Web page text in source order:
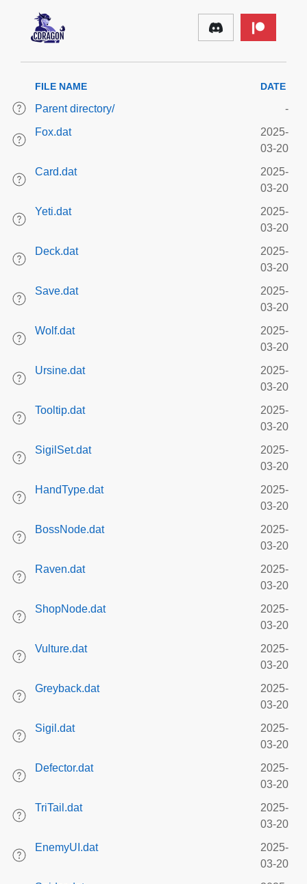
FILE NAME DATE
Parent directory/
-
Fox.dat
2025-
03-20
Card.dat
2025-
03-20
Yeti.dat
2025-
03-20
Deck.dat
2025-
03-20
Save.dat
2025-
03-20
Wolf.dat
2025-
03-20
Ursine.dat
2025-
03-20
Tooltip.dat
2025-
03-20
SigilSet.dat
2025-
03-20
HandType.dat
2025-
03-20
BossNode.dat
2025-
03-20
Raven.dat
2025-
03-20
ShopNode.dat
2025-
03-20
Vulture.dat
2025-
03-20
Greyback.dat
2025-
03-20
Sigil.dat
2025-
03-20
Defector.dat
2025-
03-20
TriTail.dat
2025-
03-20
EnemyUI.dat
2025-
03-20